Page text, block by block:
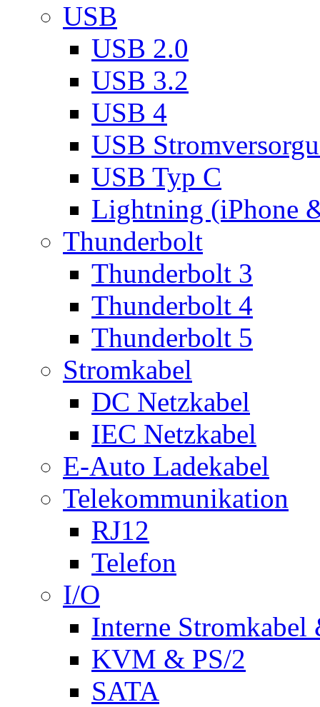
USB
USB 2.0
USB 3.2
USB 4
USB
USB Typ C
Lightning (iPhone
Thunderbolt
Thunderbolt 3
Thunderbolt 4
Thunderbolt 5
Stromkabel
DC Netzkabel
IEC Netzkabel
E-Auto Ladekabel
Telekommunikation
RJ12
Telefon
I/O
Interne Stromkabel
KVM & PS/2
SATA